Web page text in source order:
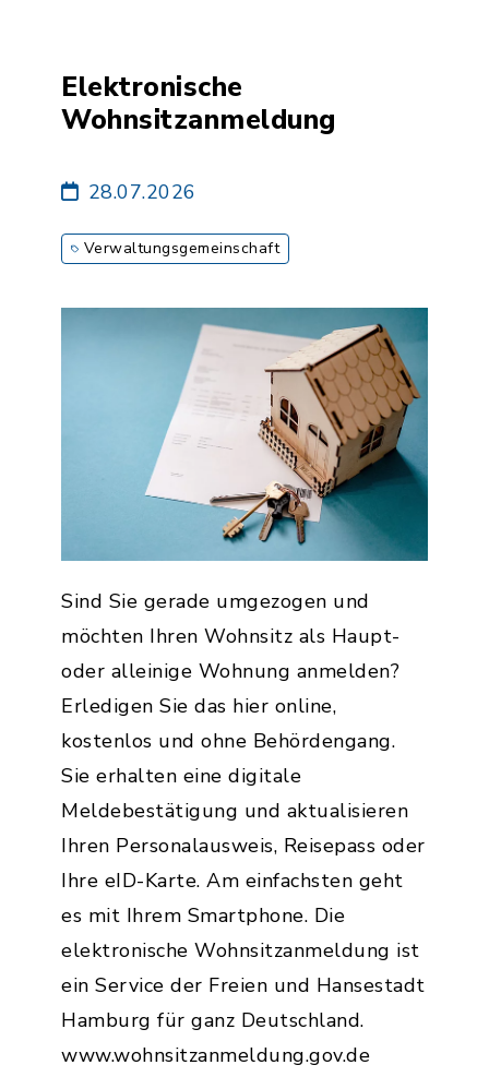
Elektronische
Wohnsitzanmeldung
28.07.2026
Verwaltungsgemeinschaft
Sind Sie gerade umgezogen und
möchten Ihren Wohnsitz als Haupt-
oder alleinige Wohnung anmelden?
Erledigen Sie das hier online,
kostenlos und ohne Behördengang.
Sie erhalten eine digitale
Meldebestätigung und aktualisieren
Ihren Personalausweis, Reisepass oder
Ihre eID-Karte. Am einfachsten geht
es mit Ihrem Smartphone. Die
elektronische Wohnsitzanmeldung ist
ein Service der Freien und Hansestadt
Hamburg für ganz Deutschland.
www.wohnsitzanmeldung.gov.de